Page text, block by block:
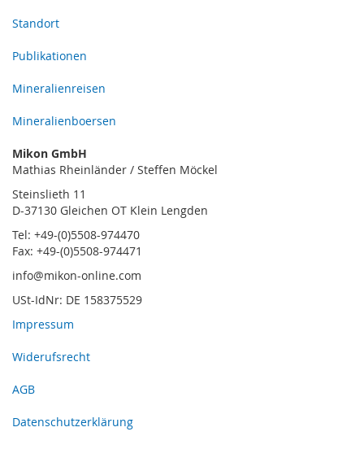
Standort
Publikationen
Mineralienreisen
Mineralienboersen
Mikon GmbH
Mathias Rheinländer / Steffen Möckel
Steinslieth 11
D-37130 Gleichen OT Klein Lengden
Tel: +49-(0)5508-974470
Fax: +49-(0)5508-974471
info@mikon-online.com
USt-IdNr: DE 158375529
Impressum
Widerufsrecht
AGB
Datenschutzerklärung